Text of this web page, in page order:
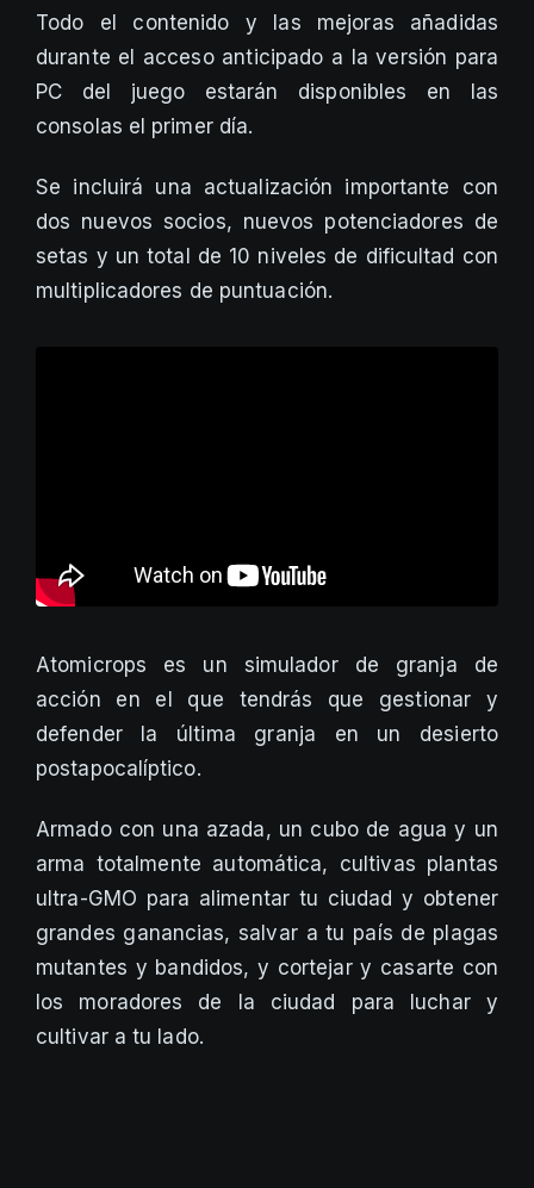
Todo el contenido y las mejoras añadidas
durante el acceso anticipado a la versión para
PC del juego estarán disponibles en las
consolas el primer día.
Se incluirá una actualización importante con
dos nuevos socios, nuevos potenciadores de
setas y un total de 10 niveles de dificultad con
multiplicadores de puntuación.
Atomicrops es un simulador de granja de
acción en el que tendrás que gestionar y
defender la última granja en un desierto
postapocalíptico.
Armado con una azada, un cubo de agua y un
arma totalmente automática, cultivas plantas
ultra-GMO para alimentar tu ciudad y obtener
grandes ganancias, salvar a tu país de plagas
mutantes y bandidos, y cortejar y casarte con
los moradores de la ciudad para luchar y
cultivar a tu lado.